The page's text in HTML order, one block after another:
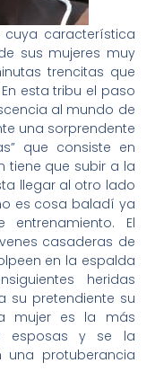
cuya característica
sus mujeres muy
trencitas que
esta tribu el paso
al mundo de
una sorprendente
que consiste en
tiene que subir a la
llegar al otro lado
es cosa baladí ya
El
casaderas de
en la espalda
heridas
su pretendiente su
mujer es la más
esposas y se la
una protuberancia